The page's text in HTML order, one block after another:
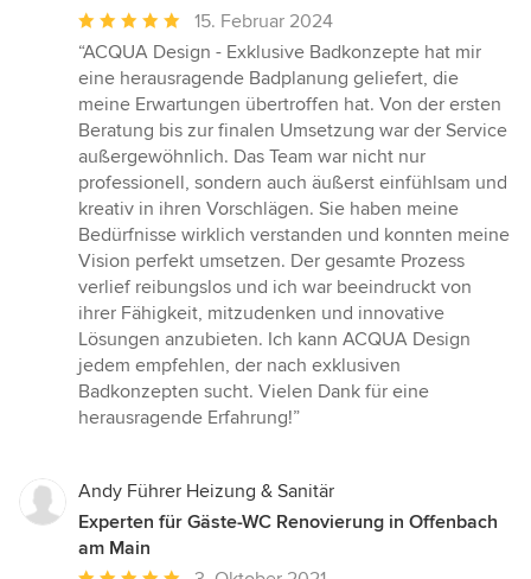
Durchschnittliche
Bewertung:
5
von
5
Sternen
15. Februar 2024
“ACQUA Design - Exklusive Badkonzepte hat mir
eine herausragende Badplanung geliefert, die
meine Erwartungen übertroffen hat. Von der ersten
Beratung bis zur finalen Umsetzung war der Service
außergewöhnlich. Das Team war nicht nur
professionell, sondern auch äußerst einfühlsam und
kreativ in ihren Vorschlägen. Sie haben meine
Bedürfnisse wirklich verstanden und konnten meine
Vision perfekt umsetzen. Der gesamte Prozess
verlief reibungslos und ich war beeindruckt von
ihrer Fähigkeit, mitzudenken und innovative
Lösungen anzubieten. Ich kann ACQUA Design
jedem empfehlen, der nach exklusiven
Badkonzepten sucht. Vielen Dank für eine
herausragende Erfahrung!”
Andy Führer Heizung & Sanitär
Experten für Gäste-WC Renovierung in Offenbach
am Main